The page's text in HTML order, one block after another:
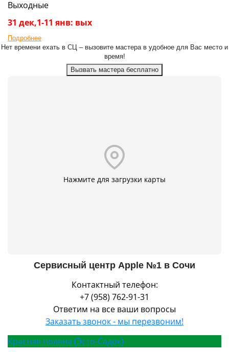
Выходные
31 дек,1-11 янв: вых
Подробнее
Нет времени ехать в СЦ – вызовите мастера в удобное для Вас место и
время!
Вызвать мастера бесплатно
Нажмите для загрузки карты
Сервисный центр Apple №1 в Сочи
Контактный телефон:
+7 (958) 762-91-31
Ответим на все ваши вопросы
Заказать звонок - мы перезвоним!
Красная поляна (Эсто-Садок)